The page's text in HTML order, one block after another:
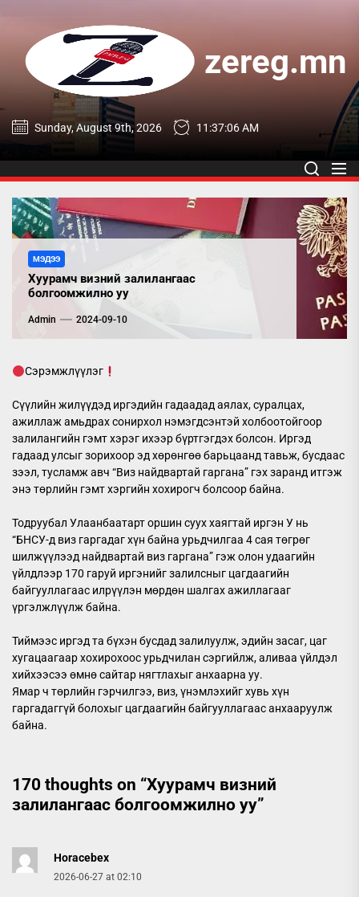
content
zereg.mn
zereg.mn
Sunday, August 9th, 2026 11:37:07 AM
МЭДЭЭ
Хуурамч визний залилангаас
болгоомжилно уу
Admin 2024-09-10
Сэрэмжлүүлэг
Сүүлийн жилүүдэд иргэдийн гадаадад аялах, суралцах,
ажиллаж амьдрах сонирхол нэмэгдсэнтэй холбоотойгоор
залилангийн гэмт хэрэг ихээр бүртгэгдэх болсон. Иргэд
гадаад улсыг зорихоор эд хөрөнгөө барьцаанд тавьж, бусдаас
зээл, тусламж авч “Виз найдвартай гаргана” гэх заранд итгэж
энэ төрлийн гэмт хэргийн хохирогч болсоор байна.
Тодруубал Улаанбаатарт оршин суух хаягтай иргэн У нь
“БНСУ-д виз гаргадаг хүн байна урьдчилгаа 4 сая төгрөг
шилжүүлээд найдвартай виз гаргана” гэж олон удаагийн
үйлдлээр 170 гаруй иргэнийг залилсныг цагдаагийн
байгууллагаас илрүүлэн мөрдөн шалгах ажиллагааг
үргэлжлүүлж байна.
Тиймээс иргэд та бүхэн бусдад залилуулж, эдийн засаг, цаг
хугацаагаар хохирохоос урьдчилан сэргийлж, аливаа үйлдэл
хийхээсээ өмнө сайтар нягтлахыг анхаарна уу.
Ямар ч төрлийн гэрчилгээ, виз, үнэмлэхийг хувь хүн
гаргадаггүй болохыг цагдаагийн байгууллагаас анхааруулж
байна.
170 thoughts on “Хуурамч визний
залилангаас болгоомжилно уу”
Horacebex
2026-06-27 at 02:10